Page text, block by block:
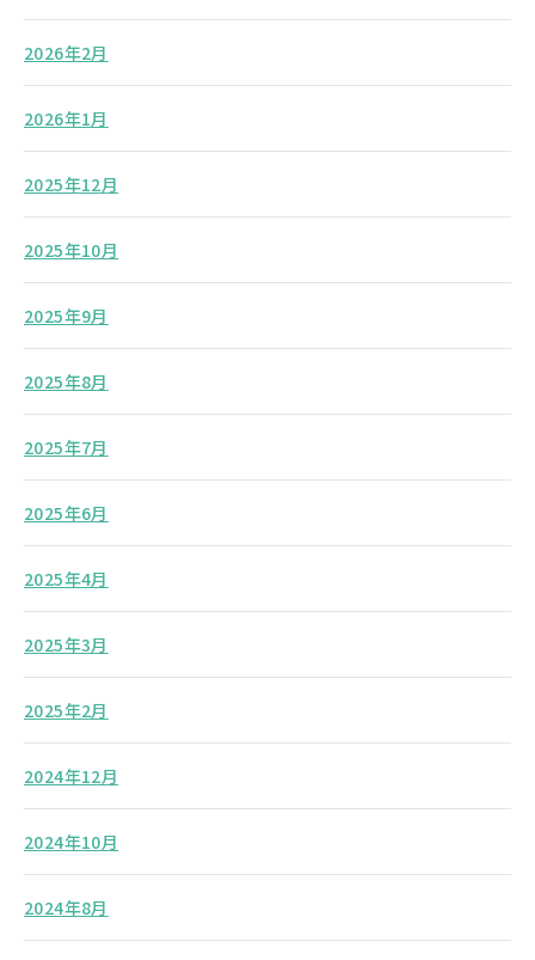
2026年2月
2026年1月
2025年12月
2025年10月
2025年9月
2025年8月
2025年7月
2025年6月
2025年4月
2025年3月
2025年2月
2024年12月
2024年10月
2024年8月